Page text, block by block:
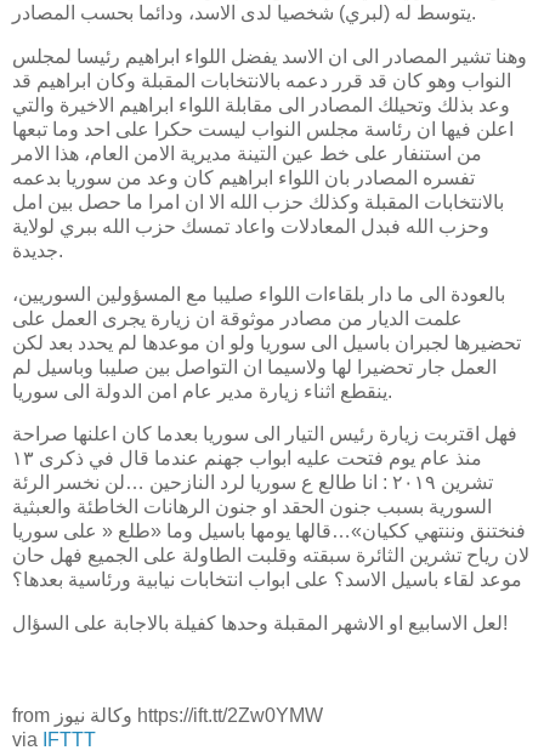
يتوسط له (لبري) شخصيا لدى الاسد، ودائما بحسب المصادر.
وهنا تشير المصادر الى ان الاسد يفضل اللواء ابراهيم رئيسا لمجلس
النواب وهو كان قد قرر دعمه بالانتخابات المقبلة وكان ابراهيم قد
وعد بذلك وتحيلك المصادر الى مقابلة اللواء ابراهيم الاخيرة والتي
اعلن فيها ان رئاسة مجلس النواب ليست حكرا على احد وما تبعها
من استنفار على خط عين التينة مديرية الامن العام، هذا الامر
تفسره المصادر بان اللواء ابراهيم كان وعد من سوريا بدعمه
بالانتخابات المقبلة وكذلك حزب الله الا ان امرا ما حصل بين امل
وحزب الله فبدل المعادلات واعاد تمسك حزب الله ببري لولاية
جديدة.
بالعودة الى ما دار بلقاءات اللواء صليبا مع المسؤولين السوريين،
علمت الديار من مصادر موثوقة ان زيارة يجرى العمل على
تحضيرها لجبران باسيل الى سوريا ولو ان موعدها لم يحدد بعد لكن
العمل جار تحضيرا لها ولاسيما ان التواصل بين صليبا وباسيل لم
ينقطع اثناء زيارة مدير عام امن الدولة الى سوريا.
فهل اقتربت زيارة رئيس التيار الى سوريا بعدما كان اعلنها صراحة
منذ عام يوم فتحت عليه ابواب جهنم عندما قال في ذكرى ١٣
تشرين ٢٠١٩ : انا طالع ع سوريا لرد النازحين …لن نخسر الرئة
السورية بسبب جنون الحقد او جنون الرهانات الخاطئة والعبثية
فنختنق وننتهي ككيان»…قالها يومها باسيل وما «طلع « على سوريا
لان رياح تشرين الثائرة سبقته وقلبت الطاولة على الجميع فهل حان
موعد لقاء باسيل الاسد؟ على ابواب انتخابات نيابية ورئاسية بعدها؟
لعل الاسابيع او الاشهر المقبلة وحدها كفيلة بالاجابة على السؤال!
from وكالة نيوز https://ift.tt/2Zw0YMW
via
IFTTT